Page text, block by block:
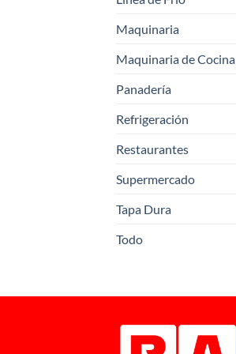
Maquinaria
Maquinaria de Cocina
Panadería
Refrigeración
Restaurantes
Supermercado
Tapa Dura
Todo